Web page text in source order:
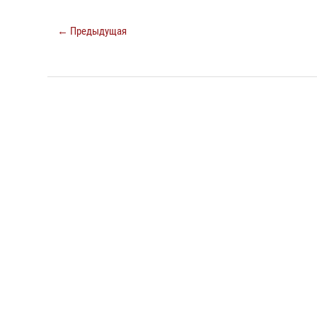
← Предыдущая